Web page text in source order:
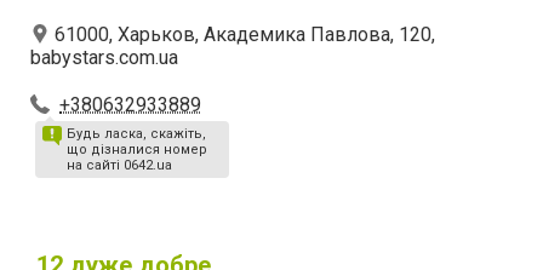
61000, Харьков, Академика Павлова, 120,
babystars.com.ua
+380632933889
Будь ласка, скажіть,
що дізналися номер
на сайті 0642.ua